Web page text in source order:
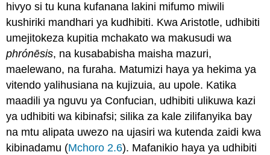
hivyo si tu kuna kufanana lakini mifumo miwili
kushiriki mandhari ya kudhibiti. Kwa Aristotle, udhibiti
umejitokeza kupitia mchakato wa makusudi wa
phrónēsis, na kusababisha maisha mazuri,
maelewano, na furaha. Matumizi haya ya hekima ya
vitendo yalihusiana na kujizuia, au upole. Katika
maadili ya nguvu ya Confucian, udhibiti ulikuwa kazi
ya udhibiti wa kibinafsi; silika za kale zilifanyika bay
na mtu alipata uwezo na ujasiri wa kutenda zaidi kwa
kibinadamu (Mchoro 2.6). Mafanikio haya ya udhibiti